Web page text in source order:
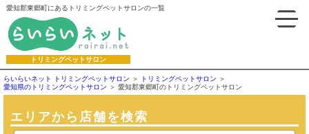
愛知郡東郷町にあるトリミングペットサロンの一覧
トリミングペットサロン
らいらいネット トリミングペットサロン
トリミングペットサロン
愛知県のトリミングペットサロン
愛知郡東郷町のトリミングペットサロン
エリアから店舗を検索